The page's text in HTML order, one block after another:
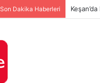
Son Dakika Haberleri